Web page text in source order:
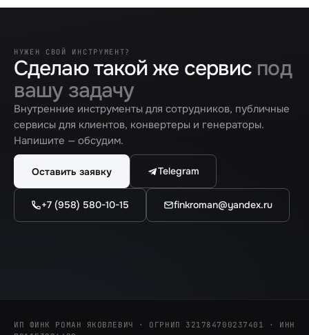
НУЖЕН СВОЙ ИНСТРУМЕНТ?
Сделаю такой же сервис под
вашу задачу
Внутренние инструменты для сотрудников, публичные
сервисы для клиентов, конвертеры и генераторы.
Напишите — обсудим.
Оставить заявку Telegram
+7 (958) 580-10-15 finkroman@yandex.ru
ИП ФИНК РОМАН ЯКОВЛЕВИЧ · ОГРНИП 321784700237401 · ИНН